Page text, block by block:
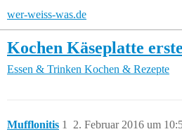
wer-weiss-was.de
Kochen Käseplatte
Essen & Trinken Kochen & Rezepte
Mufflonitis 2. Februar 2016 um
1